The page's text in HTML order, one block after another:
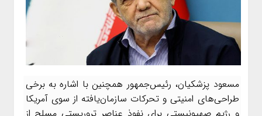
مسعود پزشکیان، رئیس‌جمهور همچنین با اشاره به برخی
طراحی‌های امنیتی و تحرکات سازمان‌یافته از سوی آمریکا